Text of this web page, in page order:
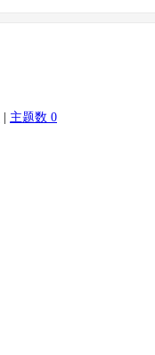
主题数 0